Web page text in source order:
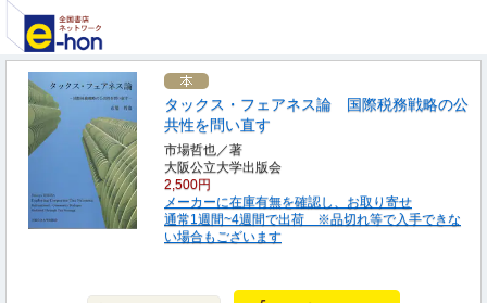
タックス・フェアネス論 国際税務戦略の公
共性を問い直す
市場哲也／著
大阪公立大学出版会
2,500円
メーカーに在庫有無を確認し、お取り寄せ
通常1週間~4週間で出荷 ※品切れ等で入手できな
い場合もございます